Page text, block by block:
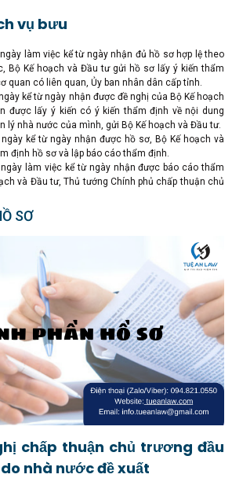
vụ bưu
làm việc kể từ ngày nhận đủ hồ sơ hợp lệ theo
Bộ Kế hoạch và Đầu tư gửi hồ sơ lấy ý kiến thẩm
quan có liên quan, Ủy ban nhân dân cấp tỉnh.
kể từ ngày nhận được đề nghị của Bộ Kế hoạch
được lấy ý kiến có ý kiến thẩm định về nội dung
lý nhà nước của mình, gửi Bộ Kế hoạch và Đầu tư.
kể từ ngày nhận được hồ sơ, Bộ Kế hoạch và
định hồ sơ và lập báo cáo thẩm định.
làm việc kể từ ngày nhận được báo cáo thẩm
và Đầu tư, Thủ tướng Chính phủ chấp thuận chủ
SƠ
chấp thuận chủ trương đầu
nhà nước đề xuất